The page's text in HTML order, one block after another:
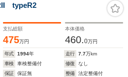
typeR2
支払総額
475万円
本体価格
460.0万円
年式 1994年 走行 7.7万km
車検
車検整備付 修復
なし
保証
保証無 整備
法定整備付